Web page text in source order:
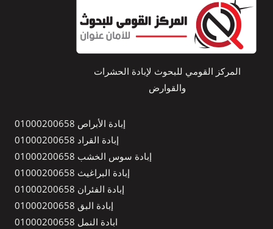
المركز القومي للبحوث لإبادة الحشرات
والقوارض
إبادة الأبراص 01000200658
إبادة القراد 01000200658
إبادة سوس الخشب 01000200658
إبادة البراغيث 01000200658
إبادة الفئران 01000200658
إبادة البق 01000200658
ابادة النمل 01000200658